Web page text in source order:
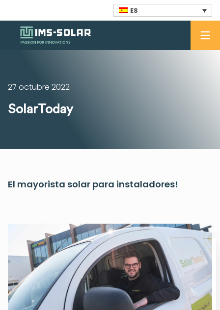
ES
27 octubre 2022
SolarToday
El mayorista solar para instaladores!